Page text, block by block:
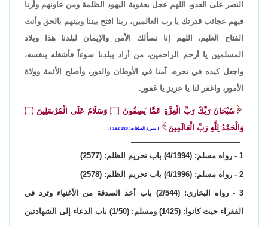
النصر على العدو، اللهم عجل بعقوبة اليهود الظلمة ومن عاونهم وأرنا
فيهم عجائب قدرتك يا رب العالمين، ربنا افتح بيننا وبينهم بالحق وأنت
الفتاح العليم، اللهم إنا نسألك الأمن والإيمان لبلدنا هذا وبلاد
المسلمين يا أرحم الراحمين، من أراد ببلدنا سوءاً فأشغله بنفسه،
واجعل كيده في نحره، آمنا في الأوطان والدور، وأصلح الأئمة وولاة
الأمور، واغفر لنا يا عزيز يا غفور.
سُبْحَانَ رَبِّكَ رَبِّ الْعِزَّةِ عَمَّا يَصِفُونَ ۝ وَسَلَامٌ عَلَى الْمُرْسَلِينَ ۝
وَالْحَمْدُ لِلَّهِ رَبِّ الْعَالَمِينَ
سورة الصافات: 180-182
1 - رواه مسلم: (4/1994) باب تحريم الظلم: (2577)
2 - رواه مسلم: (4/1996) باب تحريم الظلم: (2578)
3 - رواه البخاري: (2/544) باب أخذ الصدقة من الأغنياء وترد في
الفقراء حيث كانوا: (1425) ومسلم: (1/50) باب الدعاء إلى الشهادتين